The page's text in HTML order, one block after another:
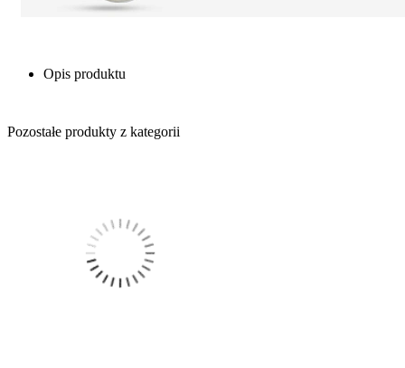
Opis produktu
Pozostałe produkty z kategorii